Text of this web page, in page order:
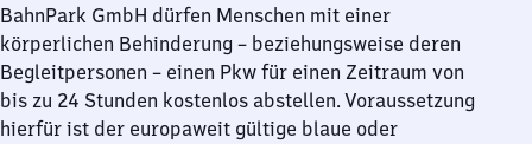
BahnPark GmbH dürfen Menschen mit einer
körperlichen Behinderung – beziehungsweise deren
Begleitpersonen – einen Pkw für einen Zeitraum von
bis zu 24 Stunden kostenlos abstellen. Voraussetzung
hierfür ist der europaweit gültige blaue oder